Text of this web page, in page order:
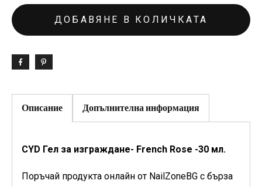
ДОБАВЯНЕ В КОЛИЧКАТА
Описание Допълнителна информация
CYD Гел за изграждане- French Rose -30 мл.
Поръчай продукта онлайн от NailZoneBG с бърза